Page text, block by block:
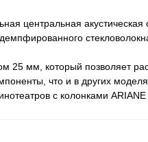
центральная
25 мм, который позволяет
что и в других
с колонками ARIANE